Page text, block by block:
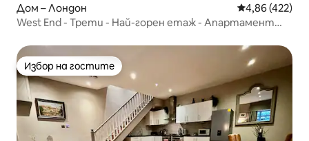
Дом – Лондон Средна
4,86 (422)
West End - Трети - Най-горен етаж - Апартамент
Избор на гостите
Избор на гостите